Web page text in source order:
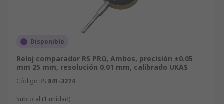
Disponible
Reloj comparador RS PRO, Ambos, precisión ±0.05
mm 25 mm, resolución 0.01 mm, calibrado UKAS
Código RS 841-3274
Subtotal (1 unidad)